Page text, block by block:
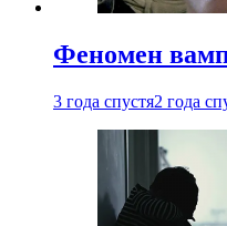
Феномен
3 года спустя2 года